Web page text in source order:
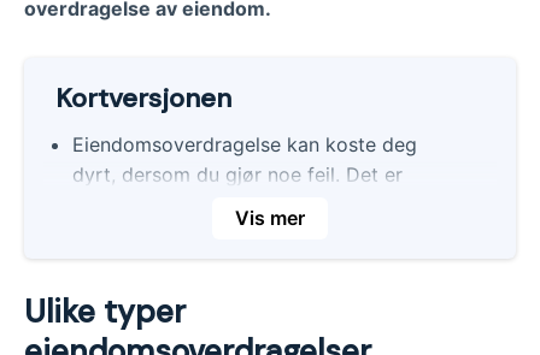
overdragelse av eiendom.
Kortversjonen
Eiendomsoverdragelse kan koste deg
dyrt, dersom du gjør noe feil. Det er
viktig å være nøye med papirarbeidet og
skatt og tinglysing.
Ulike typer overdragelser har forskjellige
regler, for eksempel ved arv, gave, eller
Vis mer
Ulike typer